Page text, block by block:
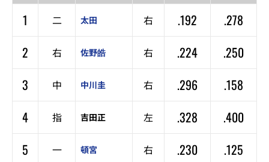
1 二 太田 右 .192
.278
2
右 佐野皓 右 .224
.250
3
中 中川圭 右 .296
.158
4
指 吉田正 左 .328
.400
5
一 頓宮 右 .230
.125